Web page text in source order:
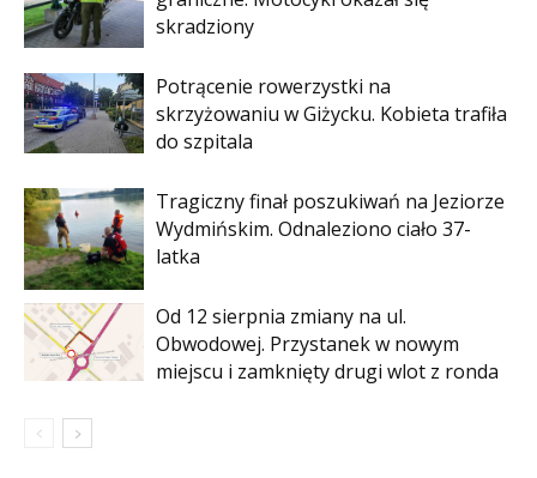
skradziony
Potrącenie rowerzystki na
skrzyżowaniu w Giżycku. Kobieta trafiła
do szpitala
Tragiczny finał poszukiwań na Jeziorze
Wydmińskim. Odnaleziono ciało 37-
latka
Od 12 sierpnia zmiany na ul.
Obwodowej. Przystanek w nowym
miejscu i zamknięty drugi wlot z ronda